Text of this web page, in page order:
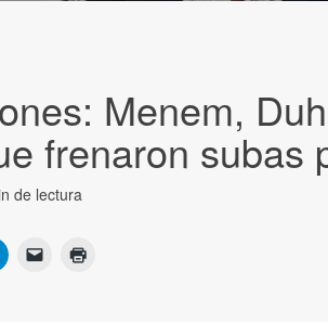
Menem,
frenaron subas
de lectura